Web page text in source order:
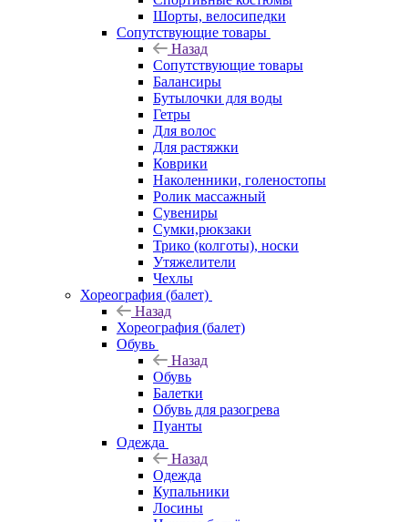
Шорты, велосипедки
Сопутствующие товары
Назад
Сопутствующие товары
Балансиры
Бутылочки для воды
Гетры
Для волос
Для растяжки
Коврики
Наколенники, голеностопы
Ролик массажный
Сувениры
Сумки,рюкзаки
Трико (колготы), носки
Утяжелители
Чехлы
Хореография (балет)
Назад
Хореография (балет)
Обувь
Назад
Обувь
Балетки
Обувь для разогрева
Пуанты
Одежда
Назад
Одежда
Купальники
Лосины